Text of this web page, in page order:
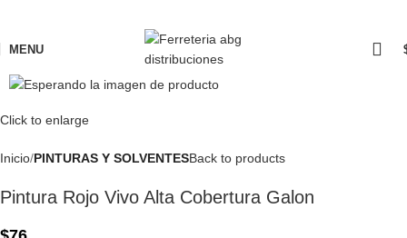
MENU
Click to enlarge
Inicio PINTURAS Y SOLVENTESBack to products
Pintura Rojo Vivo Alta Cobertura Galon